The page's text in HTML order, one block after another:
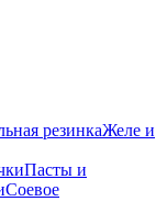
резинкаЖеле и
Пасты и
Соевое